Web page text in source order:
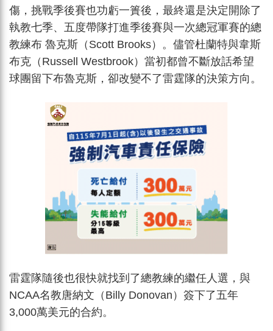
傷，挑戰季後賽也功虧一簣後，最終還是決定開除了
執教七季、五度帶隊打進季後賽與一次總冠軍賽的總
教練布 魯克斯（Scott Brooks）。儘管杜蘭特與韋斯
布克（Russell Westbrook）當初都曾不斷放話希望
球團留下布魯克斯，卻改變不了雷霆隊的決策方向。
雷霆隊隨後也很快就找到了總教練的繼任人選，與
NCAA名教唐納文（Billy Donovan）簽下了五年
3,000萬美元的合約。